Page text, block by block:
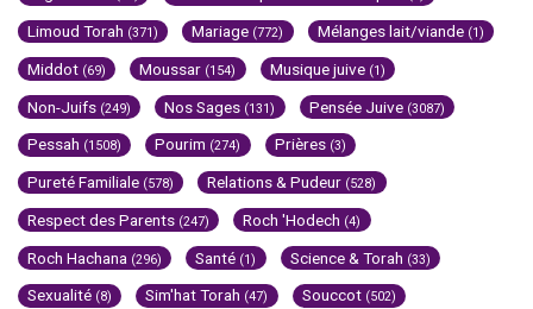
Limoud Torah (371) Mariage (772) Mélanges lait/viande (1)
Middot (69) Moussar (154) Musique juive (1)
Non-Juifs (249) Nos Sages (131) Pensée Juive (3087)
Pessah (1508) Pourim (274) Prières (3)
Pureté Familiale (578) Relations & Pudeur (528)
Respect des Parents (247) Roch 'Hodech (4)
Roch Hachana (296) Santé (1) Science & Torah (33)
Sexualité (8) Sim'hat Torah (47) Souccot (502)